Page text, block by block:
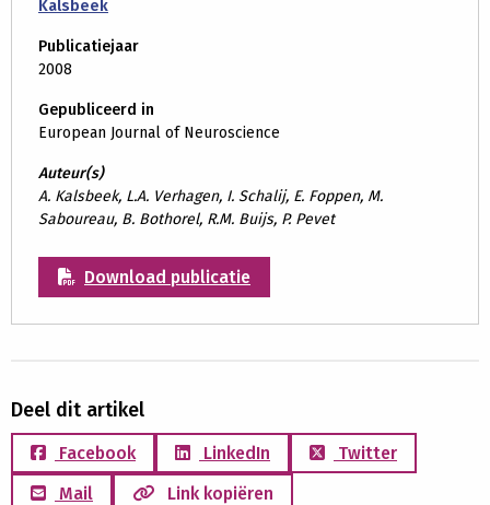
Kalsbeek
Publicatiejaar
2008
Gepubliceerd in
European Journal of Neuroscience
Auteur(s)
A. Kalsbeek, L.A. Verhagen, I. Schalij, E. Foppen, M.
Saboureau, B. Bothorel, R.M. Buijs, P. Pevet
Download publicatie
Deel dit artikel
Facebook LinkedIn
Twitter
Mail
Link kopiëren